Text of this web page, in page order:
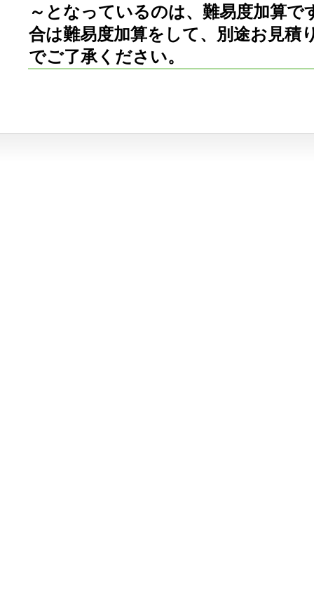
～となっているのは、難易度加算で
合は難易度加算をして、別途お見積
でご了承ください。